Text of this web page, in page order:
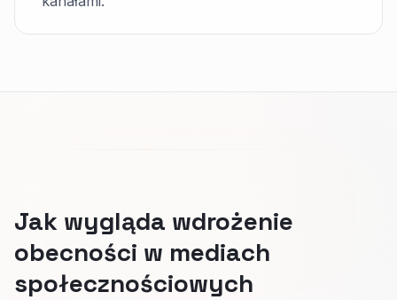
Jak wygląda wdrożenie
obecności w mediach
społecznościowych